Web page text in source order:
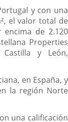
y con una
el valor total de
de 2.120
Properties
y León,
en España, y
la región Norte
una calificación